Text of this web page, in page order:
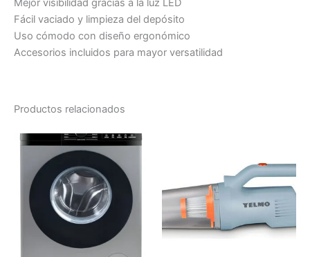
Fácil vaciado y limpieza del depósito
Uso cómodo con diseño ergonómico
Accesorios incluidos para mayor versatilidad
Productos relacionados